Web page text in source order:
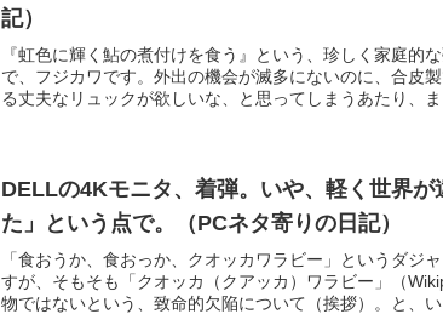
記）
『虹色に輝く鮎の煮付けを食う』という、珍しく家庭的
で、フジカワです。外出の機会が滅多にないのに、合皮
る丈夫なリュックが欲しいな、と思ってしまうあたり、
DELLの4Kモニタ、着弾。いや、軽く世界が
た」という点で。（PCネタ寄りの日記）
「食おうか、食おっか、クオッカワラビー」というダジ
すが、そもそも「クオッカ（クアッカ）ワラビー」（
物ではないという、致命的欠陥について（挨拶）。と、い